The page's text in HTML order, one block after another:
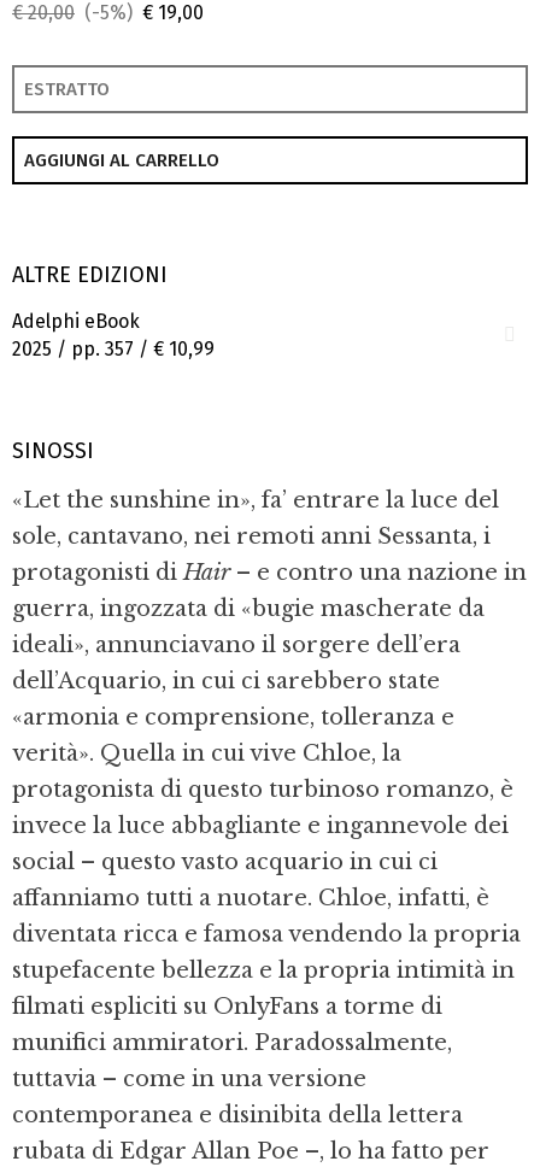
€ 20,00 (-5%) € 19,00
ESTRATTO
AGGIUNGI AL CARRELLO
ALTRE EDIZIONI
Adelphi eBook
2025 / pp. 357 / € 10,99
SINOSSI
«Let the sunshine in», fa’ entrare la luce del
sole, cantavano, nei remoti anni Sessanta, i
protagonisti diHair– e contro una nazione in
guerra, ingozzata di «bugie mascherate da
ideali», annunciavano il sorgere dell’era
dell’Acquario, in cui ci sarebbero state
«armonia e comprensione, tolleranza e
verità». Quella in cui vive Chloe, la
protagonista di questo turbinoso romanzo, è
invece la luce abbagliante e ingannevole dei
social – questo vasto acquario in cui ci
affanniamo tutti a nuotare. Chloe, infatti, è
diventata ricca e famosa vendendo la propria
stupefacente bellezza e la propria intimità in
filmati espliciti su OnlyFans a torme di
munifici ammiratori. Paradossalmente,
tuttavia – come in una versione
contemporanea e disinibita della lettera
rubata di Edgar Allan Poe –, lo ha fatto per